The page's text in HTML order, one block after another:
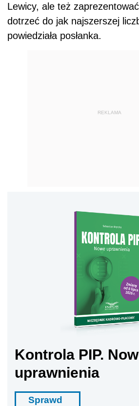
Lewicy, ale też
dotrzeć do jak najszerszej
powiedziała posłanka.
REKLAMA
Kontrola PIP.
uprawnienia
Sprawd